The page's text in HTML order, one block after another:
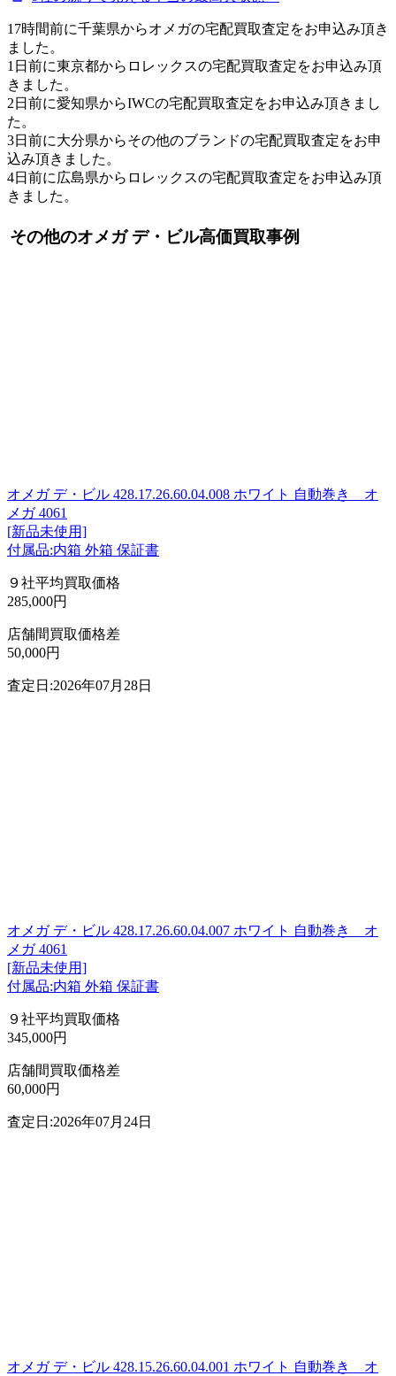
17時間前に千葉県からオメガの宅配買取査定をお申込み頂き
ました。
1日前に東京都からロレックスの宅配買取査定をお申込み頂
きました。
2日前に愛知県からIWCの宅配買取査定をお申込み頂きまし
た。
3日前に大分県からその他のブランドの宅配買取査定をお申
込み頂きました。
4日前に広島県からロレックスの宅配買取査定をお申込み頂
きました。
その他のオメガ デ・ビル高価買取事例
オメガ デ・ビル 428.17.26.60.04.008 ホワイト 自動巻き オ
メガ 4061
[新品未使用]
付属品:内箱 外箱 保証書
９社平均買取価格
285,000円
店舗間買取価格差
50,000円
査定日:2026年07月28日
オメガ デ・ビル 428.17.26.60.04.007 ホワイト 自動巻き オ
メガ 4061
[新品未使用]
付属品:内箱 外箱 保証書
９社平均買取価格
345,000円
店舗間買取価格差
60,000円
査定日:2026年07月24日
オメガ デ・ビル 428.15.26.60.04.001 ホワイト 自動巻き オ